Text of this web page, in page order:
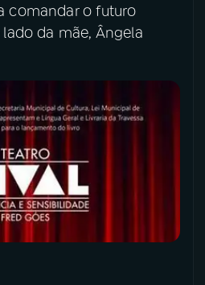
comandar o futuro
da mãe, Ângela